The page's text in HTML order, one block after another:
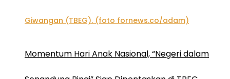
Momentum Hari Anak Nasional, “Negeri dalam